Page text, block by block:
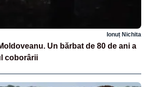
Ionuț Nichita
Un bărbat de 80 de ani a
coborârii